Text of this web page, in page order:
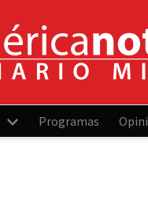
Programas